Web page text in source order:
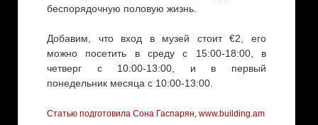
беспорядочную половую жизнь.
Добавим, что вход в музей стоит €2, его
можно посетить в среду с 15:00-18:00, в
четверг с 10:00-13:00, и в первый
понедельник месяца с 10:00-13:00.
Статью подготовила Сона Гаспарян, www.building.am